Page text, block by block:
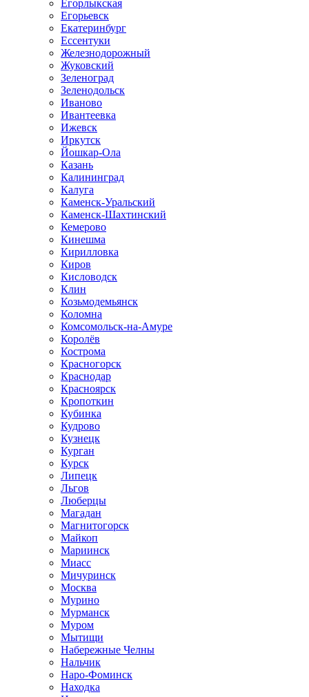
Егорлыкская
Егорьевск
Екатеринбург
Ессентуки
Железнодорожный
Жуковский
Зеленоград
Зеленодольск
Иваново
Ивантеевка
Ижевск
Иркутск
Йошкар-Ола
Казань
Калининград
Калуга
Каменск-Уральский
Каменск-Шахтинский
Кемерово
Кинешма
Кирилловка
Киров
Кисловодск
Клин
Козьмодемьянск
Коломна
Комсомольск-на-Амуре
Королёв
Кострома
Красногорск
Краснодар
Красноярск
Кропоткин
Кубинка
Кудрово
Кузнецк
Курган
Курск
Липецк
Льгов
Люберцы
Магадан
Магнитогорск
Майкоп
Мариинск
Миасс
Мичуринск
Москва
Мурино
Мурманск
Муром
Мытищи
Набережные Челны
Нальчик
Наро-Фоминск
Находка